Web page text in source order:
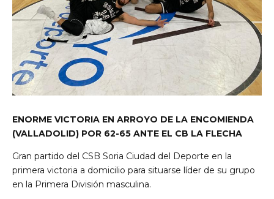
ENORME VICTORIA EN ARROYO DE LA ENCOMIENDA
(VALLADOLID) POR 62-65 ANTE EL CB LA FLECHA
Gran partido del CSB Soria Ciudad del Deporte en la
primera victoria a domicilio para situarse líder de su grupo
en la Primera División masculina.